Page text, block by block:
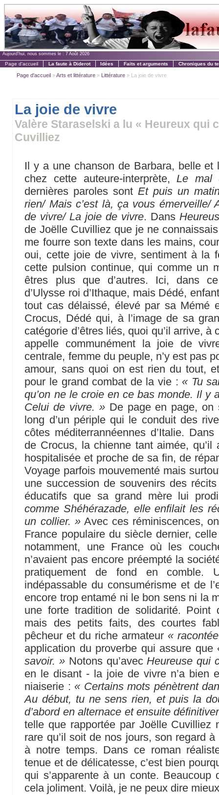
Aujourd'hui, nous sommes le : 7 Août 2026
Page d'accueil La faute à Diderot Idées Faits et arguments Chroniques du
Page d'accueil »Arts et littérature » Littérature » La joie de vivre
La joie de vivre
Valère Staraselski a lu « Heureux qui
Cuvilliez
Il y a une chanson de Barbara, belle et
chez cette auteure-interprète,Le mal
dernières paroles sontEt puis un
rien/ Mais c’est là, ça vous émerveille/
de vivre/ La joie de vivre. Dans
de Joëlle Cuvilliez que je ne
me fourre son texte dans les mains,
oui, cette joie de vivre, sentiment à la
cette pulsion continue, qui comme un
êtres plus que d’autres. Ici, dans
d’Ulysse roi d’Ithaque, mais Dédé,
tout cas délaissé, élevé par sa Mémé
Crocus, Dédé qui, à l’image de sa
catégorie d’êtres liés, quoi qu’il arrive, à
appelle communément la joie de
centrale, femme du peuple, n’y est pas
amour, sans quoi on est rien du tout,
pour le grand combat de la vie : « Tu
qu’on ne le croie en ce bas monde. Il y
Celui de vivre. »De page en page, on
long d’un périple qui le conduit des
côtes méditerrannéennes d’Italie.
de Crocus, la chienne tant aimée,
hospitalisée et proche de sa fin, de
Voyage parfois mouvementé mais
une succession de souvenirs des
éducatifs que sa grand mère lui
comme Shéhérazade, elle enfilait les
un collier. »Avec ces réminiscences,
France populaire du siècle dernier,
notamment, une France où les
n’avaient pas encore préempté la
pratiquement de fond en comble.
indépassable du consumérisme et de
encore trop entamé ni le bon sens ni la
une forte tradition de solidarité. Point
mais des petits faits, des courtes
pêcheur et du riche armateur «
application du proverbe qui assure que
savoir. » Notons qu’avecHeureuse qui
en le disant - la joie de vivre n’a bien
niaiserie : « Certains mots pénètrent
Au début, tu ne sens rien, et puis la
d’abord en alternace et ensuite
telle que rapportée par Joëlle Cuvilliez
rare qu’il soit de nos jours, son regard
à notre temps. Dans ce roman
tenue et de délicatesse, c’est bien
qui s’apparente à un conte.
cela joliment. Voilà, je ne peux dire